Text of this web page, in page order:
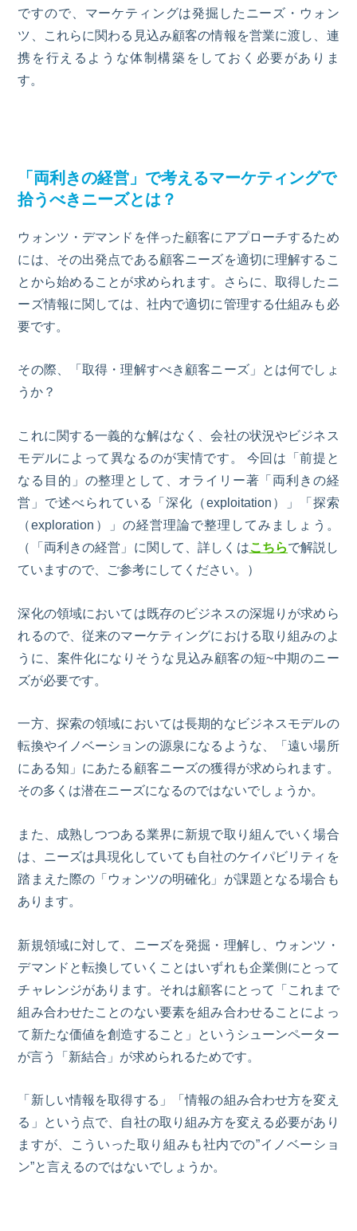
ですので、マーケティングは発掘したニーズ・ウォン
ツ、これらに関わる見込み顧客の情報を営業に渡し、連
携を行えるような体制構築をしておく必要がありま
す。
「両利きの経営」で考えるマーケティングで
拾うべきニーズとは？
ウォンツ・デマンドを伴った顧客にアプローチするため
には、その出発点である顧客ニーズを適切に理解するこ
とから始めることが求められます。さらに、取得したニ
ーズ情報に関しては、社内で適切に管理する仕組みも必
要です。
その際、「取得・理解すべき顧客ニーズ」とは何でしょ
うか？
これに関する一義的な解はなく、会社の状況やビジネス
モデルによって異なるのが実情です。
今回は「前提と
なる目的」の整理として、オライリー著「両利きの経
営」で述べられている「深化（exploitation）」「探索
（exploration）」の経営理論で整理してみましょう。
（「両利きの経営」に関して、詳しくはこちらで解説し
ていますので、ご参考にしてください。）
深化の領域においては既存のビジネスの深堀りが求めら
れるので、従来のマーケティングにおける取り組みのよ
うに、案件化になりそうな見込み顧客の短~中期のニー
ズが必要です。
一方、探索の領域においては長期的なビジネスモデルの
転換やイノベーションの源泉になるような、「遠い場所
にある知」にあたる顧客ニーズの獲得が求められます。
その多くは潜在ニーズになるのではないでしょうか。
また、成熟しつつある業界に新規で取り組んでいく場合
は、ニーズは具現化していても自社のケイパビリティを
踏まえた際の「ウォンツの明確化」が課題となる場合も
あります。
新規領域に対して、ニーズを発掘・理解し、ウォンツ・
デマンドと転換していくことはいずれも企業側にとって
チャレンジがあります。それは顧客にとって「これまで
組み合わせたことのない要素を組み合わせることによっ
て新たな価値を創造すること」というシューンペーター
が言う「新結合」が求められるためです。
「新しい情報を取得する」「情報の組み合わせ方を変え
る」という点で、自社の取り組み方を変える必要があり
ますが 、こういった取り組みも社内での”イノベーショ
ン”と言えるのではないでしょうか。